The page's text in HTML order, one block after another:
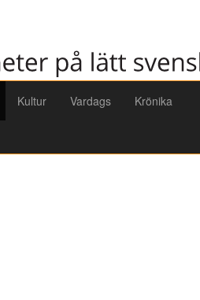
Kultur Vardags Krönika